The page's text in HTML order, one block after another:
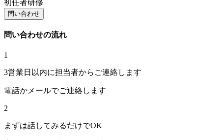
初任者研修
問い合わせ
問い合わせの流れ
1
3営業日以内に担当者からご連絡します
電話かメールでご連絡します
2
まずは話してみるだけでOK